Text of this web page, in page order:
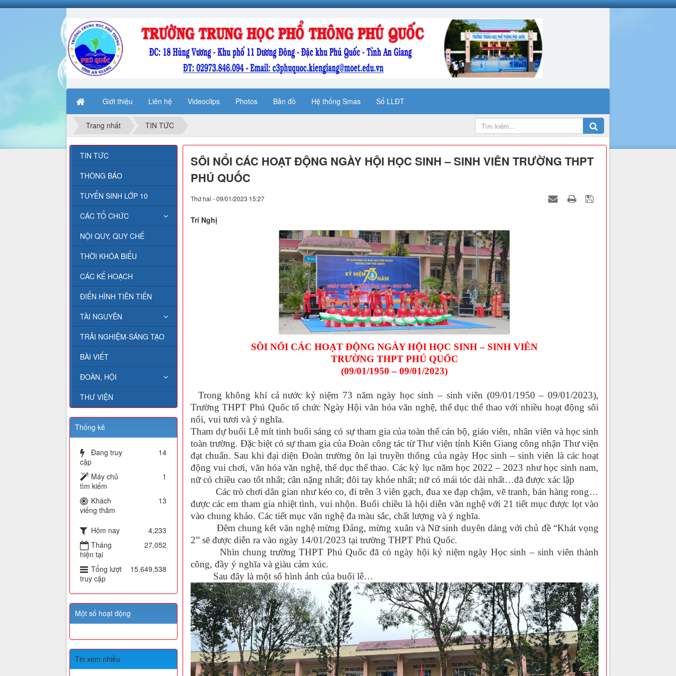
Giới thiệu Liên hệ Videoclips Photos Bản đồ Hệ thống Smas Sổ LLĐT
Trang nhất TIN TỨC
SÔI NỔI CÁC HOẠT ĐỘNG NGÀY HỘI HỌC SINH – SINH VIÊN TRƯỜNG THPT
PHÚ QUỐC
Thứ hai - 09/01/2023 15:27
Trí Nghị
SÔI NỔI CÁC HOẠT ĐỘNG NGÀY HỘI HỌC SINH – SINH VIÊN
TRƯỜNG THPT PHÚ QUỐC
(09/01/1950 – 09/01/2023)
Trong không khí cả nước kỷ niệm 73 năm ngày học sinh – sinh viên (09/01/1950 – 09/01/2023),
Trường THPT Phú Quốc tổ chức Ngày Hội văn hóa văn nghệ, thể dục thể thao với nhiều hoạt động sôi
nổi, vui tươi và ý nghĩa.
Tham dự buổi Lễ mít tinh buổi sáng có sự tham gia của toàn thể cán bộ, giáo viên, nhân viên và học sinh
toàn trường. Đặc biệt có sự tham gia của Đoàn công tác từ Thư viện tỉnh Kiên Giang công nhận Thư viện
đạt chuẩn. Sau khi đại diện Đoàn trường ôn lại truyền thống của ngày Học sinh – sinh viên là các hoạt
động vui chơi, văn hóa văn nghệ, thể dục thể thao. Các kỷ lục năm học 2022 – 2023 như học sinh nam,
nữ có chiều cao tốt nhất; cân nặng nhất; đôi tay khỏe nhất; nữ có mái tóc dài nhất…đã được xác lập
Các trò chơi dân gian như kéo co, đi trên 3 viên gạch, đua xe đạp chậm, vẽ tranh, bán hàng rong…
được các em tham gia nhiệt tình, vui nhộn. Buổi chiều là hội diễn văn nghệ với 21 tiết mục được lọt vào
vào chung khảo. Các tiết mục văn nghệ đa màu sắc, chất lượng và ý nghĩa.
Đêm chung kết văn nghệ mừng Đảng, mừng xuân và Nữ sinh duyên dáng với chủ đề “Khát vọng
2” sẽ được diễn ra vào ngày 14/01/2023 tại trường THPT Phú Quốc.
Nhìn chung trường THPT Phú Quốc đã có ngày hội kỷ niệm ngày Học sinh – sinh viên thành
công, đầy ý nghĩa và giàu cảm xúc.
Sau đây là một số hình ảnh của buổi lễ…
TIN TỨC
THÔNG BÁO
TUYỂN SINH LỚP 10
CÁC TỔ CHỨC
NỘI QUY, QUY CHẾ
THỜI KHÓA BIỂU
CÁC KẾ HOẠCH
ĐIỂN HÌNH TIÊN TIẾN
TÀI NGUYÊN
TRẢI NGHIỆM-SÁNG TẠO
BÀI VIẾT
ĐOÀN, HỘI
THƯ VIỆN
Thống kê
Đang truy
cập
14
Máy chủ
tìm kiếm
1
Khách
viếng thăm
13
Hôm nay
4,233
Tháng
hiện tại
27,052
Tổng lượt
truy cập
15,649,538
Một số hoạt động
Tin xem nhiều